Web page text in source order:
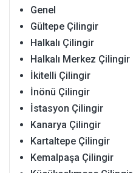
Genel
Gültepe Çilingir
Halkalı Çilingir
Halkalı Merkez Çilingir
İkitelli Çilingir
İnönü Çilingir
İstasyon Çilingir
Kanarya Çilingir
Kartaltepe Çilingir
Kemalpaşa Çilingir